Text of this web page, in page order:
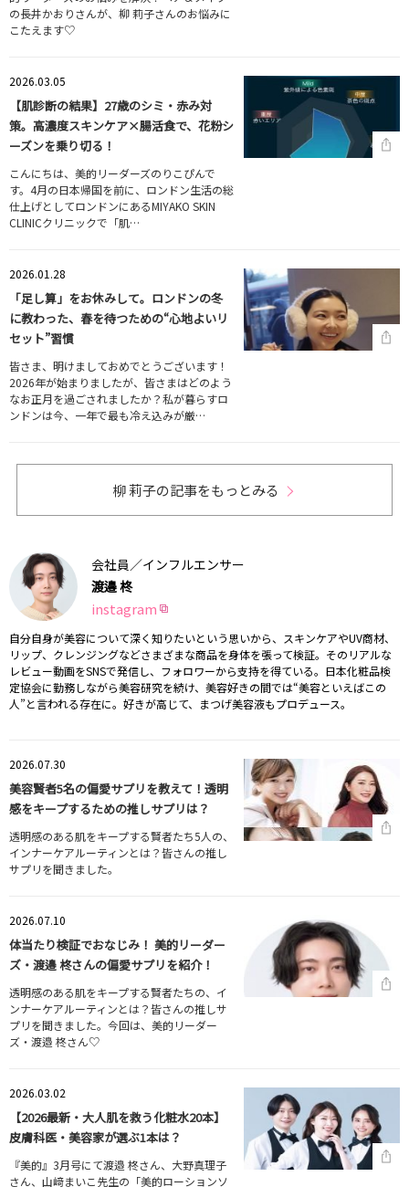
の長井かおりさんが、柳 莉子さんのお悩みに
こたえます♡
2026.03.05
【肌診断の結果】27歳のシミ・赤み対
策。高濃度スキンケア×腸活食で、花粉シ
ーズンを乗り切る！
こんにちは、美的リーダーズのりこぴんで
す。4月の日本帰国を前に、ロンドン生活の総
仕上げとしてロンドンにあるMIYAKO SKIN
CLINICクリニックで「肌…
2026.01.28
「足し算」をお休みして。ロンドンの冬
に教わった、春を待つための“心地よいリ
セット”習慣
皆さま、明けましておめでとうございます！
2026年が始まりましたが、皆さまはどのよう
なお正月を過ごされましたか？私が暮らすロ
ンドンは今、一年で最も冷え込みが厳…
柳 莉子の記事をもっとみる
会社員／インフルエンサー
渡邉 柊
instagram
自分自身が美容について深く知りたいという思いから、スキンケアやUV商材、
リップ、クレンジングなどさまざまな商品を身体を張って検証。そのリアルな
レビュー動画をSNSで発信し、フォロワーから支持を得ている。日本化粧品検
定協会に勤務しながら美容研究を続け、美容好きの間では“美容といえばこの
人”と言われる存在に。好きが高じて、まつげ美容液もプロデュース。
2026.07.30
美容賢者5名の偏愛サプリを教えて！透明
感をキープするための推しサプリは？
透明感のある肌をキープする賢者たち5人の、
インナーケアルーティンとは？皆さんの推し
サプリを聞きました。
2026.07.10
体当たり検証でおなじみ！ 美的リーダー
ズ・渡邉 柊さんの偏愛サプリを紹介！
透明感のある肌をキープする賢者たちの、イ
ンナーケアルーティンとは？皆さんの推しサ
プリを聞きました。今回は、美的リーダー
ズ・渡邉 柊さん♡
2026.03.02
【2026最新・大人肌を救う化粧水20本】
皮膚科医・美容家が選ぶ1本は？
『美的』3月号にて渡邉 柊さん、大野真理子
さん、山﨑まいこ先生の「美的ローションソ